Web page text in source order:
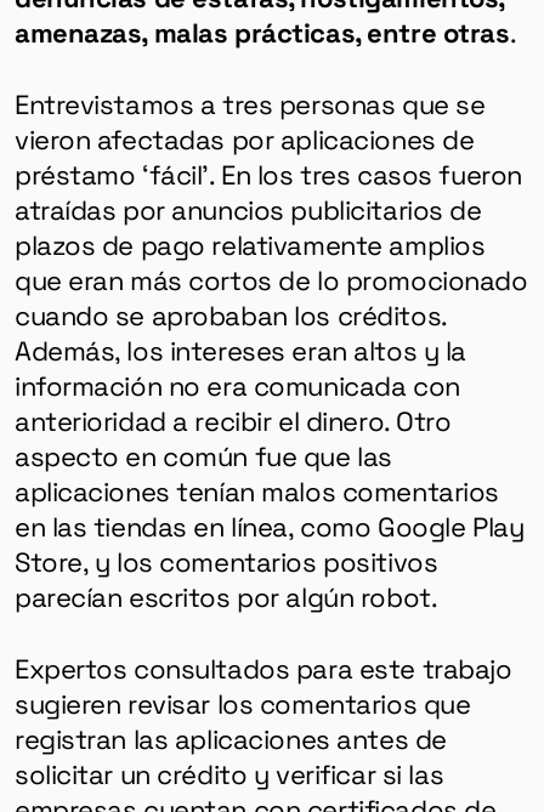
amenazas, malas prácticas, entre otras.
Entrevistamos a tres personas que se
vieron afectadas por aplicaciones de
préstamo ‘fácil’. En los tres casos fueron
atraídas por anuncios publicitarios de
plazos de pago relativamente amplios
que eran más cortos de lo promocionado
cuando se aprobaban los créditos.
Además, los intereses eran altos y la
información no era comunicada con
anterioridad a recibir el dinero. Otro
aspecto en común fue que las
aplicaciones tenían malos comentarios
en las tiendas en línea, como Google Play
Store, y los comentarios positivos
parecían escritos por algún robot.
Expertos consultados para este trabajo
sugieren revisar los comentarios que
registran las aplicaciones antes de
solicitar un crédito y verificar si las